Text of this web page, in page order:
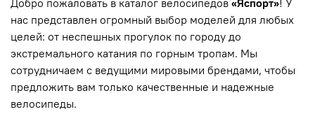
нас представлен огромный выбор моделей для любых
целей: от неспешных прогулок по городу до
экстремального катания по горным тропам. Мы
сотрудничаем с ведущими мировыми брендами, чтобы
предложить вам только качественные и надежные
велосипеды.